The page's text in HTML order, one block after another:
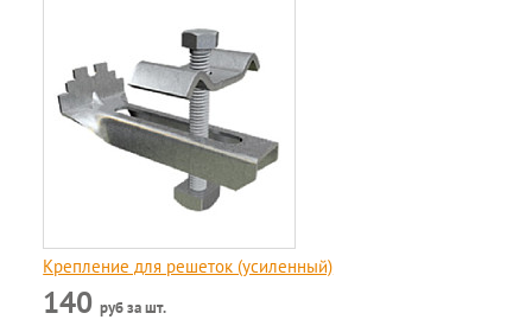
Крепление для решеток (усиленный)
140руб за шт.